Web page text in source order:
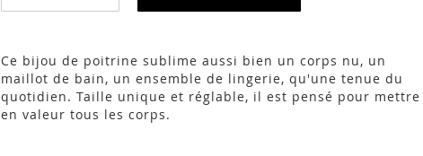
Ce bijou de poitrine sublime aussi bien un corps nu, un
maillot de bain, un ensemble de lingerie, qu'une tenue du
quotidien. Taille unique et réglable, il est pensé pour mettre
en valeur tous les corps.